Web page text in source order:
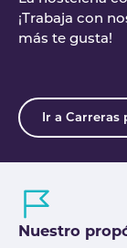
¡Trabaja con
más te gusta!
Ir a Carreras
Nuestro